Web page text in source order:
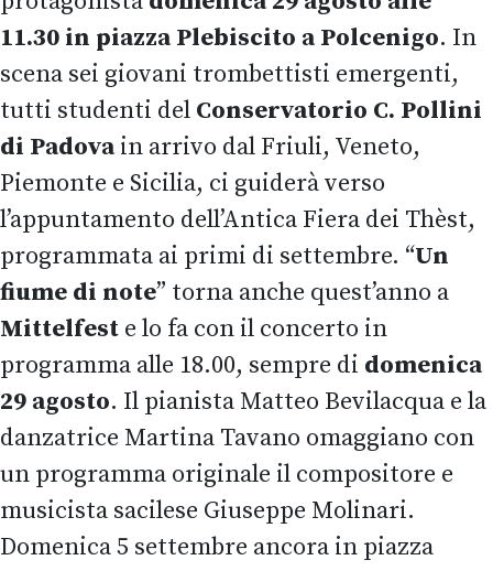
11.30 in piazza Plebiscito a Polcenigo. In
scena sei giovani trombettisti emergenti,
tutti studenti del Conservatorio C. Pollini
di Padovain arrivo dal Friuli, Veneto,
Piemonte e Sicilia, ci guiderà verso
l’appuntamento dell’Antica Fiera dei Thèst,
programmata ai primi di settembre. “Un
fiume di note” torna anche quest’anno a
Mittelfest e lo fa con il concerto in
programma alle 18.00, sempre di domenica
29 agosto. Il pianista Matteo Bevilacqua e la
danzatrice Martina Tavano omaggiano con
un programma originale il compositore e
musicista sacilese Giuseppe Molinari.
Domenica 5 settembre ancora in piazza